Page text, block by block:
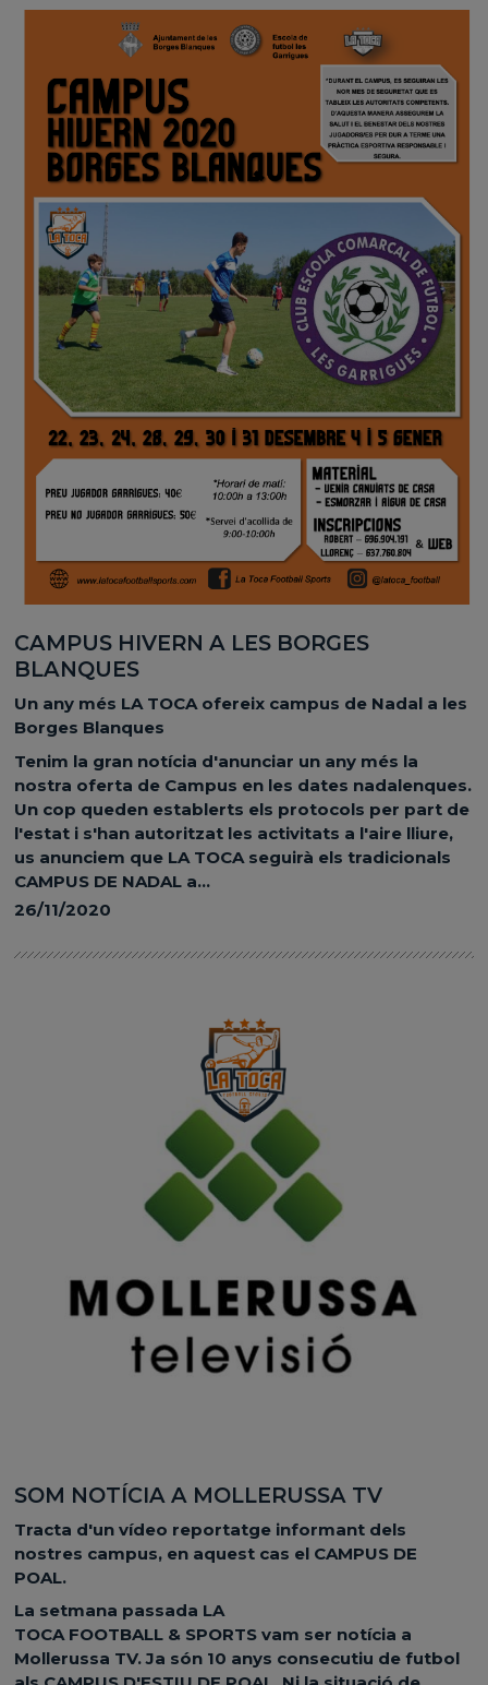
CAMPUS HIVERN A LES BORGES
BLANQUES
Un any més LA TOCA ofereix campus de Nadal a les
Borges Blanques
Tenim la gran notícia d'anunciar un any més la
nostra oferta de Campus en les dates nadalenques.
Un cop queden establerts els protocols per part de
l'estat i s'han autoritzat les activitats a l'aire lliure,
us anunciem que LA TOCA seguirà els tradicionals
CAMPUS DE NADAL a...
26/11/2020
SOM NOTÍCIA A MOLLERUSSA TV
Tracta d'un vídeo reportatge informant dels
nostres campus, en aquest cas el CAMPUS DE
POAL.
La setmana passada LA
TOCA FOOTBALL & SPORTS vam ser notícia a
Mollerussa TV. Ja són 10 anys consecutiu de futbol